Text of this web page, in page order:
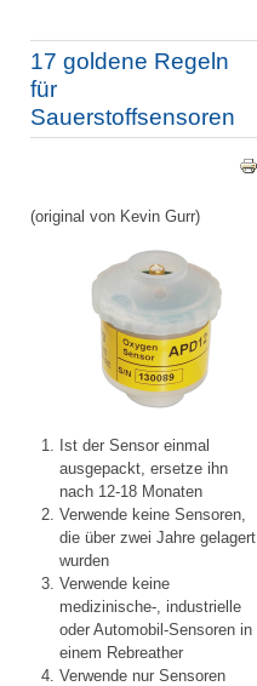
17 goldene Regeln
für
Sauerstoffsensoren
(original von Kevin Gurr)
Ist der Sensor einmal
ausgepackt, ersetze ihn
nach 12-18 Monaten
Verwende keine Sensoren,
die über zwei Jahre gelagert
wurden
Verwende keine
medizinische-, industrielle
oder Automobil-Sensoren in
einem Rebreather
Verwende nur Sensoren